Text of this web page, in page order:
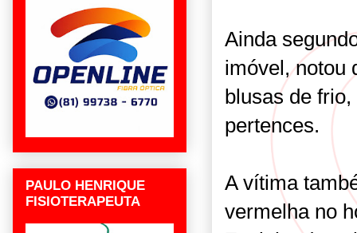
Ainda
imóvel, notou
blusas de
pertences.
A vítima
vermelha no
PAULO HENRIQUE
FISIOTERAPEUTA